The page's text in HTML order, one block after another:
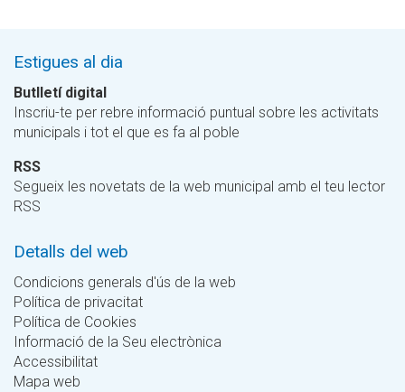
Estigues al dia
Butlletí digital
Inscriu-te per rebre informació puntual sobre les activitats
municipals i tot el que es fa al poble
RSS
Segueix les novetats de la web municipal amb el teu lector
RSS
Detalls del web
Condicions generals d'ús de la web
Política de privacitat
Política de Cookies
Informació de la Seu electrònica
Accessibilitat
Mapa web